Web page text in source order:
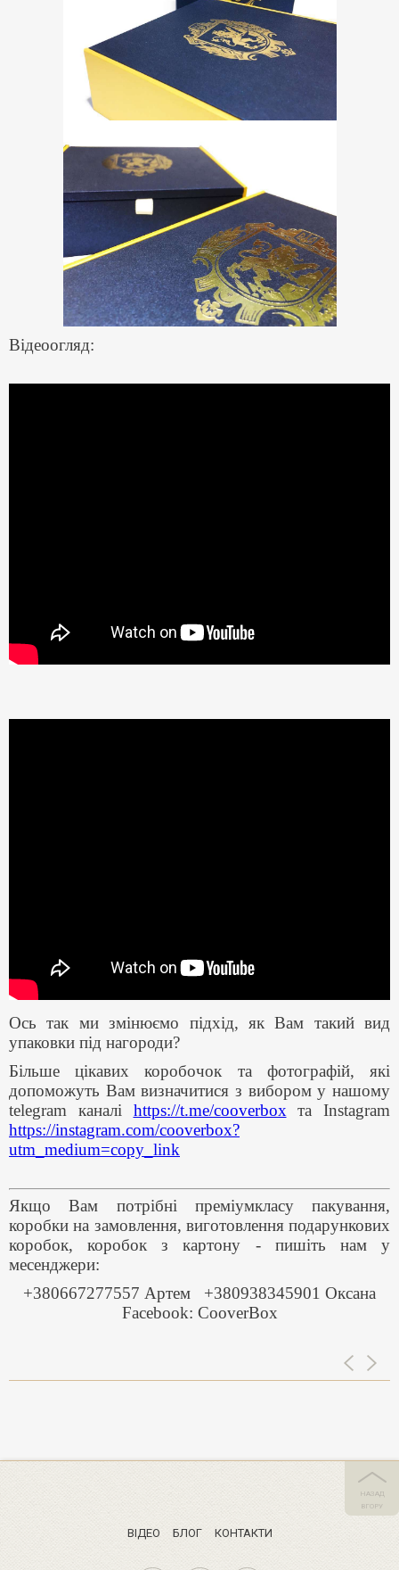
Відеоогляд:
Ось так ми змінюємо підхід, як Вам такий вид
упаковки під нагороди?
Більше цікавих коробочок та фотографій, які
допоможуть Вам визначитися з вибором у нашому
telegram каналі https://t.me/cooverbox та Instagram
https://instagram.com/cooverbox?
utm_medium=copy_link
Якщо Вам потрібні преміумкласу пакування,
коробки на замовлення, виготовлення подарункових
коробок, коробок з картону - пишіть нам у
месенджери:
+380667277557 Артем +380938345901 Оксана
Facebook: CooverBox
НАЗАД
ВГОРУ
ВIДЕО БЛОГ КОНТАКТИ